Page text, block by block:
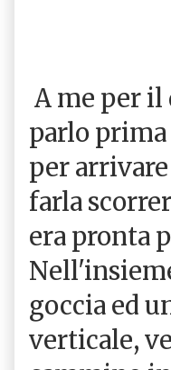
A me per
parlo
per
farla
era pronta
goccia ed
verticale,